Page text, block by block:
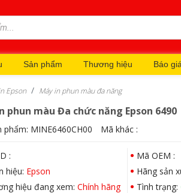
Sản phẩm Thương hiệu Báo giá
Epson Máy in phun màu đa năng
phun màu Đa chức năng Epson 6490
phẩm: MINE6460CH00 Mã khác :
:
Mã OEM :
hiệu: Epson
Hãng sản
hiệu đang xem: Chính hãng Tình trạng: